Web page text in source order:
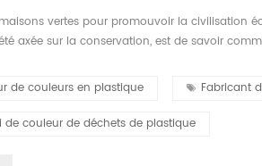
vertes pour promouvoir la civilisation
axée sur la conservation, est de savoir
de couleur. p...
de couleurs en plastique Fabricant
de couleur de déchets de plastique